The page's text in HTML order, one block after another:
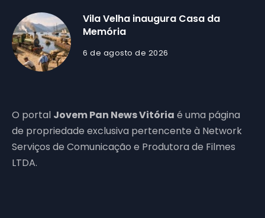
Vila Velha inaugura Casa da
Memória
6 de agosto de 2026
O portal Jovem Pan News Vitória é uma página
de propriedade exclusiva pertencente à Network
Serviços de Comunicação e Produtora de Filmes
LTDA.